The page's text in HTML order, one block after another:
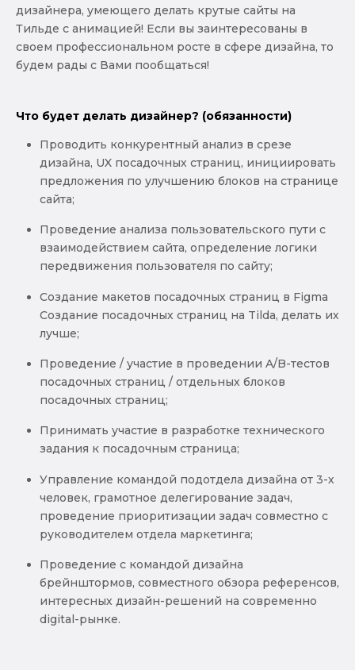
дизайнера, умеющего делать крутые сайты на
Тильде с анимацией! Если вы заинтересованы в
своем профессиональном росте в сфере дизайна, то
будем рады с Вами пообщаться!
Что будет делать дизайнер? (обязанности)
Проводить конкурентный анализ в срезе
дизайна, UX посадочных страниц, инициировать
предложения по улучшению блоков на странице
сайта;
Проведение анализа пользовательского пути с
взаимодействием сайта, определение логики
передвижения пользователя по сайту;
Создание макетов посадочных страниц в Figma
Создание посадочных страниц на Tilda, делать их
лучше;
Проведение / участие в проведении A/B-тестов
посадочных страниц / отдельных блоков
посадочных страниц;
Принимать участие в разработке технического
задания к посадочным страница;
Управление командой подотдела дизайна от 3-х
человек, грамотное делегирование задач,
проведение приоритизации задач совместно с
руководителем отдела маркетинга;
Проведение с командой дизайна
брейнштормов, совместного обзора референсов,
интересных дизайн-решений на современно
digital-рынке.